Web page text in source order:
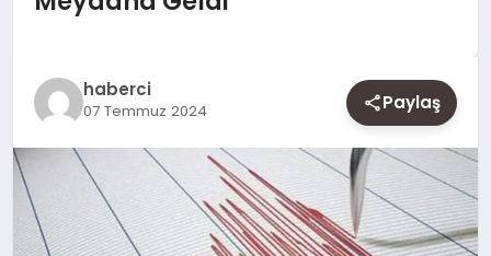
SAĞLIK
SIYASET
SPOR
haberci
07 Temmuz 2024 Paylaş